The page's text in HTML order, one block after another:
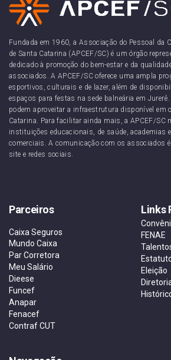
Fundada em 1960, a Associação do Pessoal da
de Santa Catarina (APCEF/SC) é um órgão
dedicado à promoção do bem-estar e da
associados. A APCEF/SC oferece uma ampla
esportivos, culturais e de lazer, além de
espaços para festas na sede balneária em
podem aproveitar a infraestrutura disponível em
Catarina. Para facilitar ainda mais, a APCEF/SC
instituições educacionais, de saúde, academias
comerciais. A comunicação com os associados
site e redes sociais.
Parceiros
Caixa Seguros
Mundo Caixa
Par Corretora
Meu Salário
Dieese
Funcef
Anapar
Fenacef
Contraf CUT
Links
FENAE
Eleição